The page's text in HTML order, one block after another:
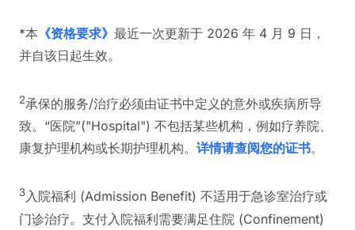
*本 《资格要求》 最近一次更新于 2026 年 4 月 9 日，
并自该日起生效。
2承保的服务/治疗必须由证书中定义的意外或疾病所导
致。“医院”("Hospital") 不包括某些机构，例如疗养院、
康复护理机构或长期护理机构。 详情请查阅您的证书。
3入院福利 (Admission Benefit) 不适用于急诊室治疗或
门诊治疗。支付入院福利需要满足住院 (Confinement)